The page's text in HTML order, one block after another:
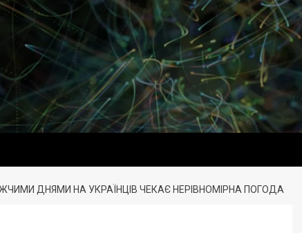
ДНЯМИ НА УКРАЇНЦІВ ЧЕКАЄ НЕРІВНОМІРНА ПОГОДА